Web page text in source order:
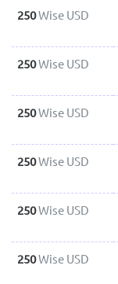
250Wise USD
250Wise USD
250Wise USD
250Wise USD
250Wise USD
250Wise USD